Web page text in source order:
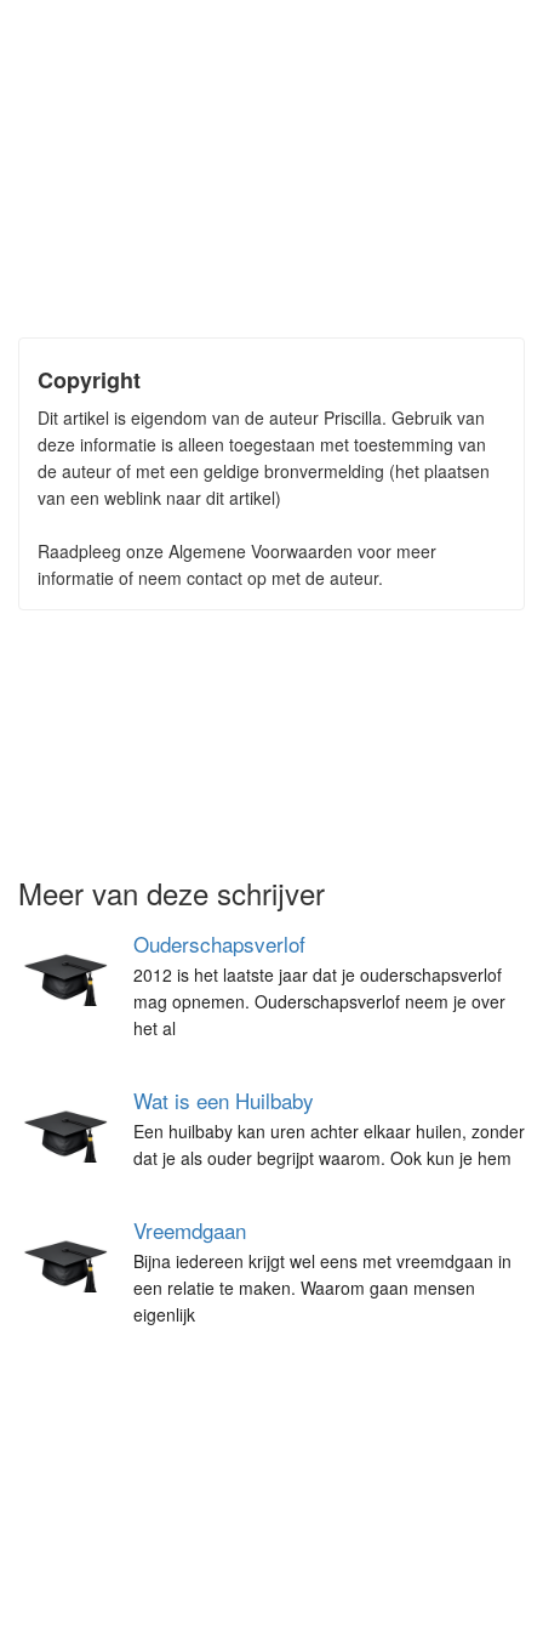
Copyright
Dit artikel is eigendom van de auteur Priscilla. Gebruik van
deze informatie is alleen toegestaan met toestemming van
de auteur of met een geldige bronvermelding (het plaatsen
van een weblink naar dit artikel)
Raadpleeg onze Algemene Voorwaarden voor meer
informatie of neem contact op met de auteur.
Meer van deze schrijver
Ouderschapsverlof
2012 is het laatste jaar dat je ouderschapsverlof
mag opnemen. Ouderschapsverlof neem je over
het al
Wat is een Huilbaby
Een huilbaby kan uren achter elkaar huilen, zonder
dat je als ouder begrijpt waarom. Ook kun je hem
Vreemdgaan
Bijna iedereen krijgt wel eens met vreemdgaan in
een relatie te maken. Waarom gaan mensen
eigenlijk